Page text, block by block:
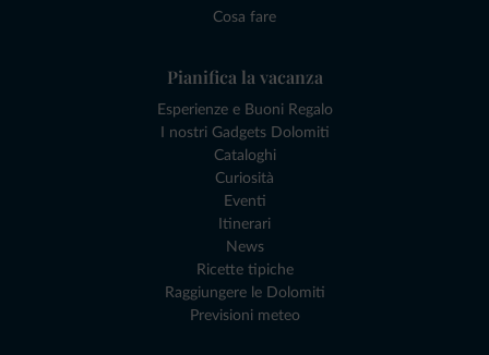
Cosa fare
Pianifica la vacanza
Esperienze e Buoni Regalo
I nostri Gadgets Dolomiti
Cataloghi
Curiosità
Eventi
Itinerari
News
Ricette tipiche
Raggiungere le Dolomiti
Previsioni meteo